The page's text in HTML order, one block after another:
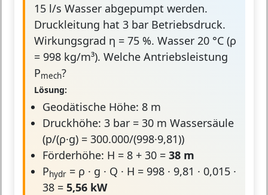
15 l/s Wasser abgepumpt werden.
Druckleitung hat 3 bar Betriebsdruck.
Wirkungsgrad η = 75 %. Wasser 20 °C (ρ
= 998 kg/m³). Welche Antriebsleistung
Pmech?
Lösung:
Geodätische Höhe: 8 m
Druckhöhe: 3 bar = 30 m Wassersäule
(p/(ρ·g) = 300.000/(998·9,81))
Förderhöhe: H = 8 + 30 = 38 m
Phydr = ρ · g · Q · H = 998 · 9,81 · 0,015 ·
38 = 5,56 kW